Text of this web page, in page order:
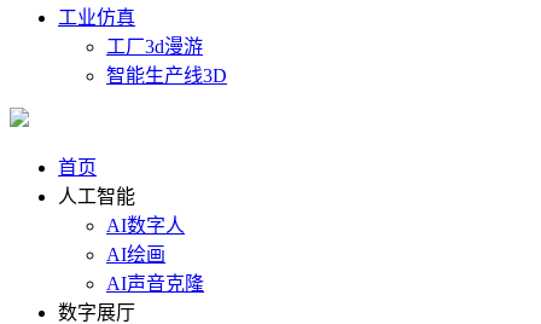
工业仿真
工厂3d漫游
智能生产线3D
首页
人工智能
AI数字人
AI绘画
AI声音克隆
数字展厅